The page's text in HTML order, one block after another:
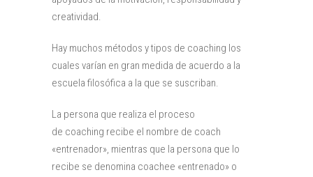
creatividad.
Hay muchos métodos y tipos de coaching los
cuales varían en gran medida de acuerdo a la
escuela filosófica a la que se suscriban.
La persona que realiza el proceso
de coaching recibe el nombre de coach
«entrenador», mientras que la persona que lo
recibe se denomina coachee «entrenado» o